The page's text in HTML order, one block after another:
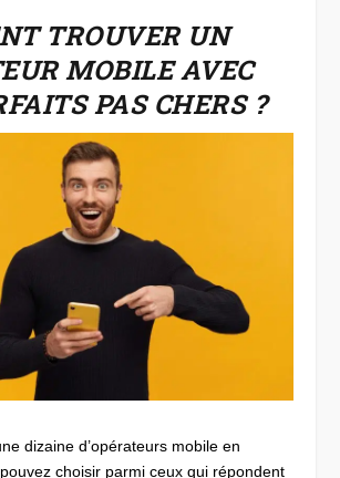
TROUVER UN
MOBILE AVEC
PAS CHERS ?
dizaine d’opérateurs mobile en
choisir parmi ceux qui répondent